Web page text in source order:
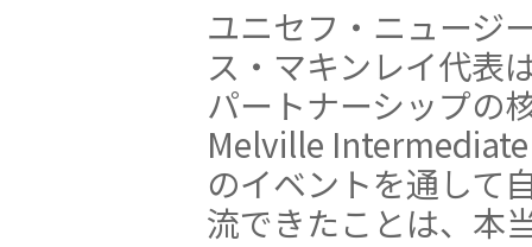
ユニセフ・ニュージ
ス・マキンレイ代表
パートナーシップの
Melville
のイベントを通して
流できたことは、本